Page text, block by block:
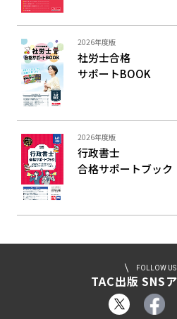
2026年度版
社労士合格
サポートBOOK
2026年度版
行政書士
合格サポートブック
FOLLOW US
TAC出版 SNS